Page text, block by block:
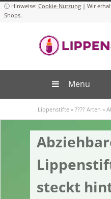
Cookie-Nutzung
Menu
Lippenstifte » ???? Arten »
steckt